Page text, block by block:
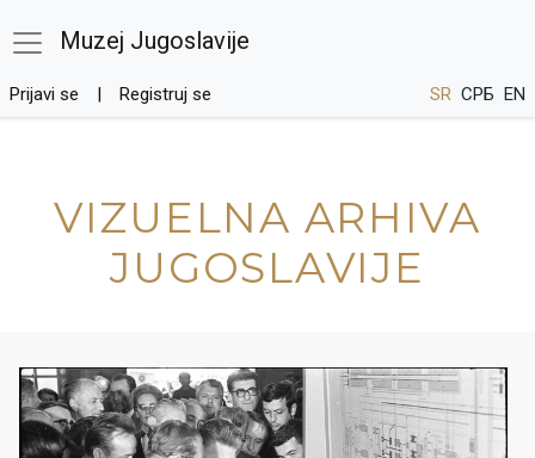
Muzej Jugoslavije
Prijavi se Registruj se SR СРБ EN
VIZUELNA ARHIVA
JUGOSLAVIJE